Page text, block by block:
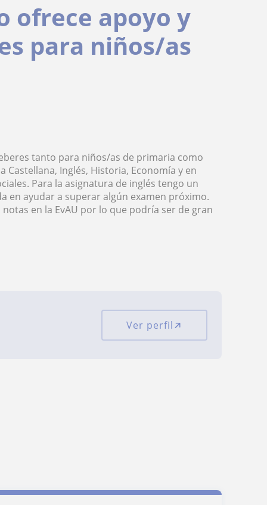
ofrece apoyo y
para niños/as
tanto para niños/as de primaria como
Castellana, Inglés, Historia, Economía y en
Para la asignatura de inglés tengo un
en ayudar a superar algún examen próximo.
en la EvAU por lo que podría ser de gran
Ver perfil